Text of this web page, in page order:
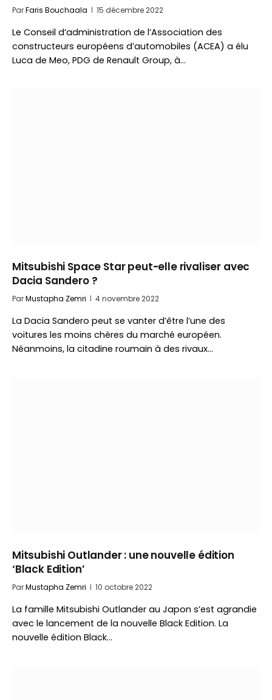
ParFaris Bouchaala 15 décembre 2022
Le Conseil d’administration de l’Association des
constructeurs européens d’automobiles (ACEA) a élu
Luca de Meo, PDG de Renault Group, à…
Mitsubishi Space Star peut-elle rivaliser avec
Dacia Sandero ?
ParMustapha Zemri 4 novembre 2022
La Dacia Sandero peut se vanter d’être l’une des
voitures les moins chères du marché européen.
Néanmoins, la citadine roumain à des rivaux…
Mitsubishi Outlander : une nouvelle édition
‘Black Edition’
ParMustapha Zemri 10 octobre 2022
La famille Mitsubishi Outlander au Japon s’est agrandie
avec le lancement de la nouvelle Black Edition. La
nouvelle édition Black…